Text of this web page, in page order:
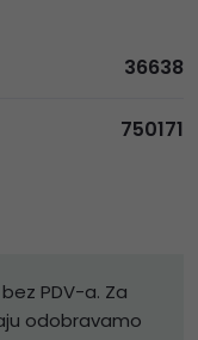
36638
750171
PDV-a. Za
odobravamo